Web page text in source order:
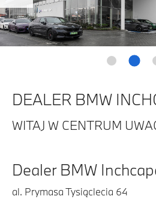
DEALER BMW
WITAJ W CENTRUM
Dealer BMW
al. Prymasa Tysiąclecia 64